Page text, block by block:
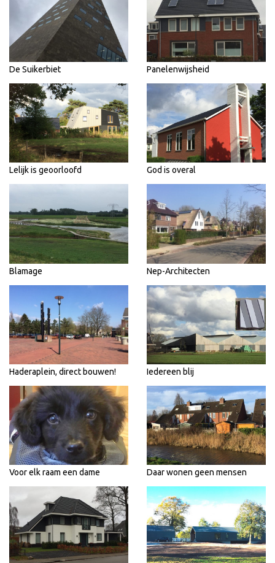
De Suikerbiet Panelenwijsheid
Lelijk is geoorloofd God is overal
Blamage Nep-Architecten
Haderaplein, direct bouwen! Iedereen blij
Voor elk raam een dame Daar wonen geen mensen